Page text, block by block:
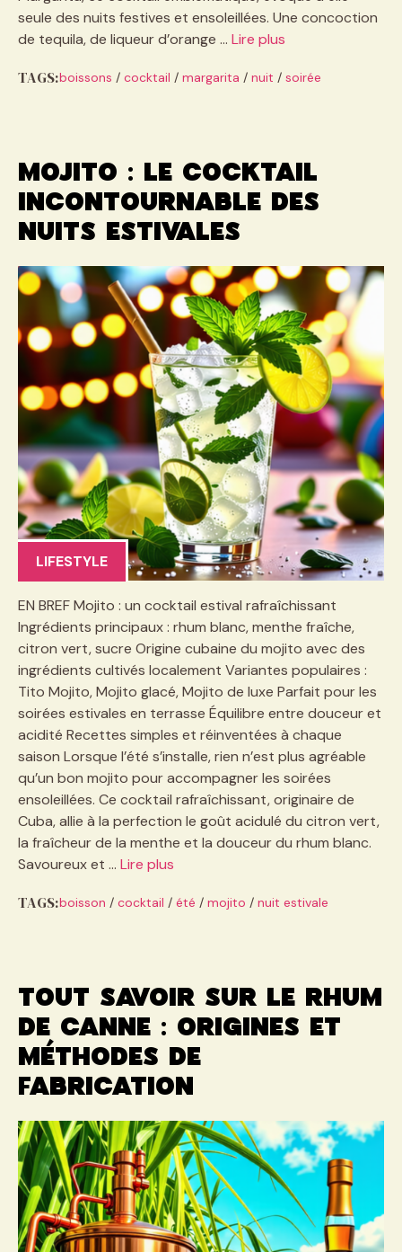
seule des nuits festives et ensoleillées. Une concoction
de tequila, de liqueur d’orange … Lire plus
TAGS:boissons / cocktail / margarita / nuit / soirée
Mojito : le cocktail
incontournable des
nuits estivales
LIFESTYLE
EN BREF Mojito : un cocktail estival rafraîchissant
Ingrédients principaux : rhum blanc, menthe fraîche,
citron vert, sucre Origine cubaine du mojito avec des
ingrédients cultivés localement Variantes populaires :
Tito Mojito, Mojito glacé, Mojito de luxe Parfait pour les
soirées estivales en terrasse Équilibre entre douceur et
acidité Recettes simples et réinventées à chaque
saison Lorsque l’été s’installe, rien n’est plus agréable
qu’un bon mojito pour accompagner les soirées
ensoleillées. Ce cocktail rafraîchissant, originaire de
Cuba, allie à la perfection le goût acidulé du citron vert,
la fraîcheur de la menthe et la douceur du rhum blanc.
Savoureux et … Lire plus
TAGS:boisson / cocktail / été / mojito / nuit estivale
Tout savoir sur le rhum
de canne : origines et
méthodes de
fabrication